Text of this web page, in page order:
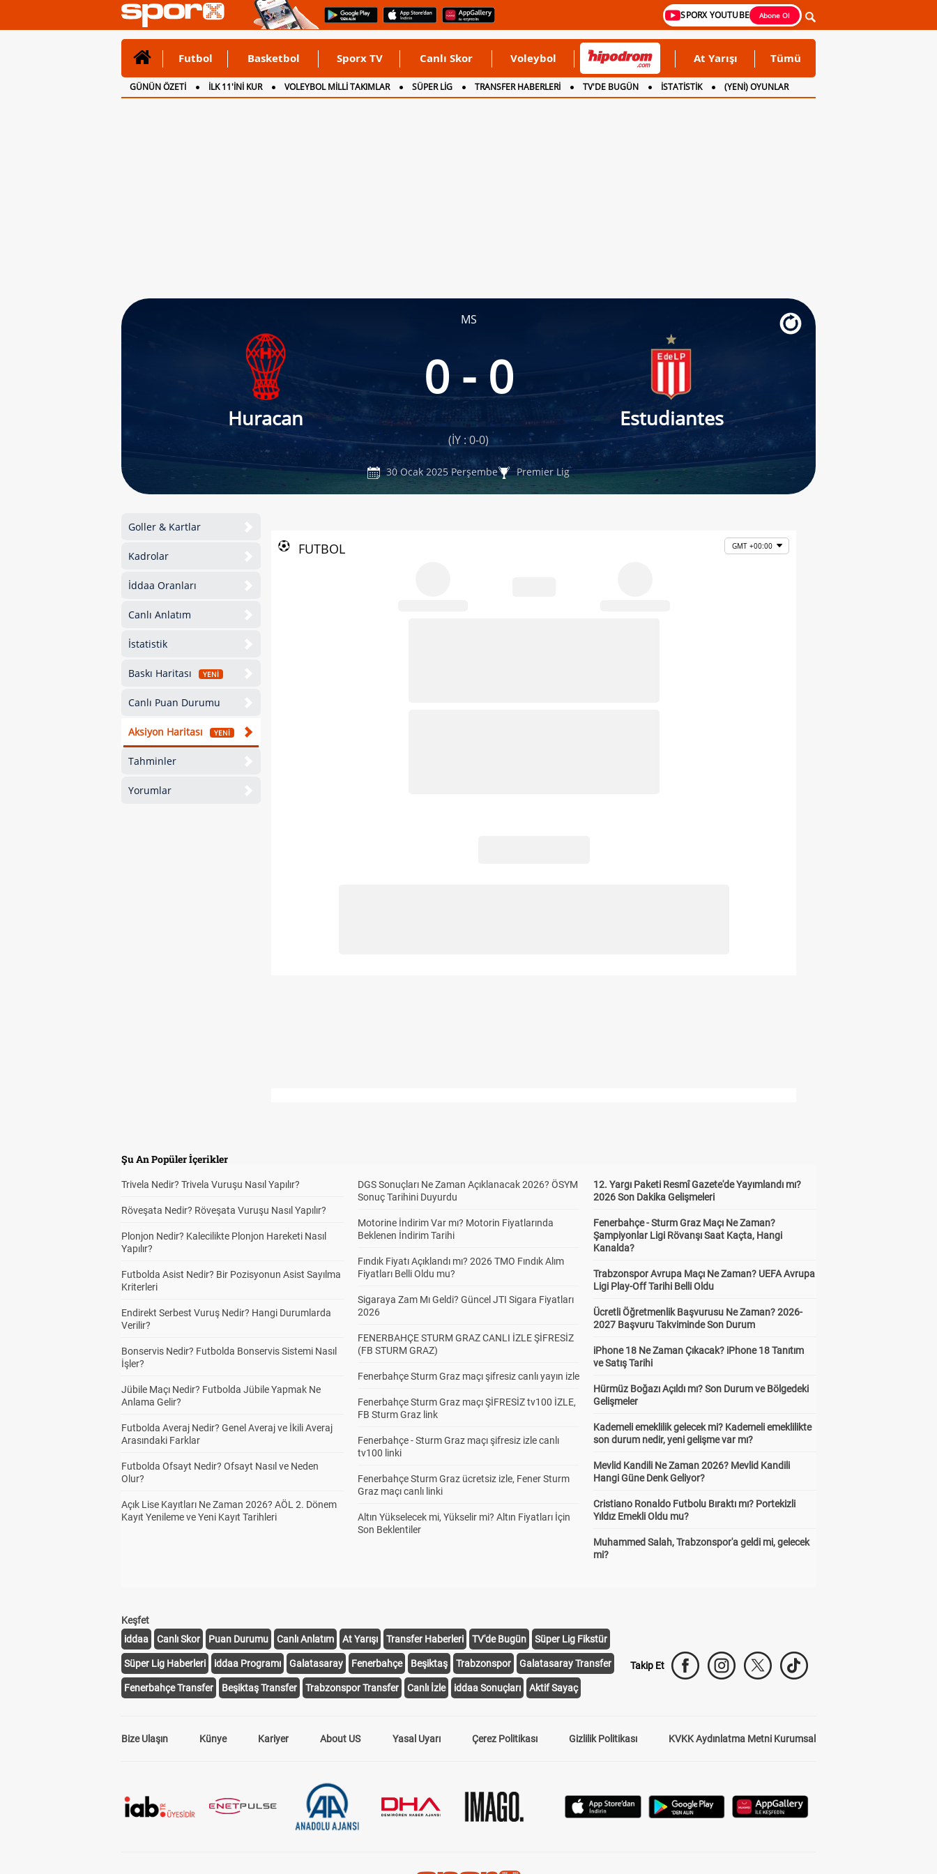
SPORX YOUTUBE Abone Ol
Futbol Basketbol Sporx TV Canlı Skor Voleybol At Yarışı Tümü
GÜNÜN ÖZETİ İLK 11'İNİ KUR VOLEYBOL MİLLİ TAKIMLAR SÜPER LİG TRANSFER HABERLERİ TV'DE BUGÜN İSTATİSTİK
(YENİ) OYUNLAR
CANLI ANLATIM
İNGİLTERE
MS
Huracan
0 - 0
Estudiantes
(İY : 0-0)
30 Ocak 2025 Perşembe Premier Lig
Goller & Kartlar
Kadrolar
İddaa Oranları
Canlı Anlatım
İstatistik
Baskı Haritası YENİ
Canlı Puan Durumu
Aksiyon Haritası YENİ
Tahminler
Yorumlar
FUTBOL GMT +00:00
Şu An Popüler İçerikler
Trivela Nedir? Trivela Vuruşu Nasıl Yapılır?
Röveşata Nedir? Röveşata Vuruşu Nasıl Yapılır?
Plonjon Nedir? Kalecilikte Plonjon Hareketi Nasıl
Yapılır?
Futbolda Asist Nedir? Bir Pozisyonun Asist Sayılma
Kriterleri
Endirekt Serbest Vuruş Nedir? Hangi Durumlarda
Verilir?
Bonservis Nedir? Futbolda Bonservis Sistemi Nasıl
İşler?
Jübile Maçı Nedir? Futbolda Jübile Yapmak Ne
Anlama Gelir?
Futbolda Averaj Nedir? Genel Averaj ve İkili Averaj
Arasındaki Farklar
Futbolda Ofsayt Nedir? Ofsayt Nasıl ve Neden
Olur?
Açık Lise Kayıtları Ne Zaman 2026? AÖL 2. Dönem
Kayıt Yenileme ve Yeni Kayıt Tarihleri
DGS Sonuçları Ne Zaman Açıklanacak 2026? ÖSYM
Sonuç Tarihini Duyurdu
Motorine İndirim Var mı? Motorin Fiyatlarında
Beklenen İndirim Tarihi
Fındık Fiyatı Açıklandı mı? 2026 TMO Fındık Alım
Fiyatları Belli Oldu mu?
Sigaraya Zam Mı Geldi? Güncel JTI Sigara Fiyatları
2026
FENERBAHÇE STURM GRAZ CANLI İZLE ŞİFRESİZ
(FB STURM GRAZ)
Fenerbahçe Sturm Graz maçı şifresiz canlı yayın izle
Fenerbahçe Sturm Graz maçı ŞİFRESİZ tv100 İZLE,
FB Sturm Graz link
Fenerbahçe - Sturm Graz maçı şifresiz izle canlı
tv100 linki
Fenerbahçe Sturm Graz ücretsiz izle, Fener Sturm
Graz maçı canlı linki
Altın Yükselecek mi, Yükselir mi? Altın Fiyatları İçin
Son Beklentiler
12. Yargı Paketi Resmî Gazete'de Yayımlandı mı?
2026 Son Dakika Gelişmeleri
Fenerbahçe - Sturm Graz Maçı Ne Zaman?
Şampiyonlar Ligi Rövanşı Saat Kaçta, Hangi
Kanalda?
Trabzonspor Avrupa Maçı Ne Zaman? UEFA Avrupa
Ligi Play-Off Tarihi Belli Oldu
Ücretli Öğretmenlik Başvurusu Ne Zaman? 2026-
2027 Başvuru Takviminde Son Durum
iPhone 18 Ne Zaman Çıkacak? iPhone 18 Tanıtım
ve Satış Tarihi
Hürmüz Boğazı Açıldı mı? Son Durum ve Bölgedeki
Gelişmeler
Kademeli emeklilik gelecek mi? Kademeli emeklilikte
son durum nedir, yeni gelişme var mı?
Mevlid Kandili Ne Zaman 2026? Mevlid Kandili
Hangi Güne Denk Geliyor?
Cristiano Ronaldo Futbolu Bıraktı mı? Portekizli
Yıldız Emekli Oldu mu?
Muhammed Salah, Trabzonspor'a geldi mi, gelecek
mi?
Keşfet
iddaa
Canlı Skor Puan Durumu Canlı Anlatım At Yarışı Transfer Haberleri TV'de Bugün Süper Lig Fikstür
Süper Lig Haberleri iddaa Programı Galatasaray Fenerbahçe Beşiktaş Trabzonspor Galatasaray Transfer
Fenerbahçe Transfer Beşiktaş Transfer Trabzonspor Transfer Canlı İzle iddaa Sonuçları Aktif Sayaç
Takip Et
Bize Ulaşın Künye Kariyer About US Yasal Uyarı Çerez Politikası Gizlilik Politikası KVKK Aydınlatma Metni Kurumsal